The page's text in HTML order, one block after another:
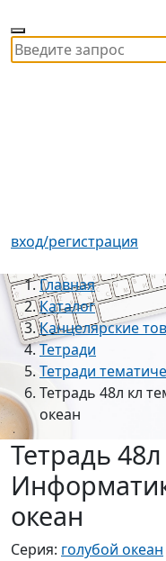
вход/регистрация
Главная
Каталог
Канцелярские
Тетради
Тетради
Тетрадь 48л кл
океан
Тетрадь
океан
Серия: голубой океан